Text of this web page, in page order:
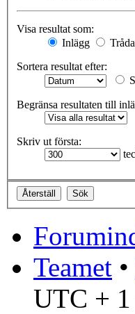
Visa resultat som:
Inlägg
Sortera resultat efter:
Begränsa resultaten till
Skriv ut första:
Teamet •
UTC +